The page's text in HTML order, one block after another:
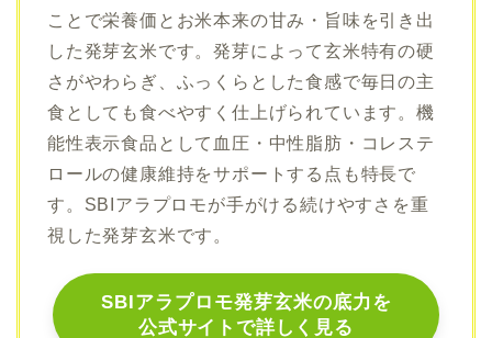
ことで栄養価とお米本来の甘み・旨味を引き出
した発芽玄米です。発芽によって玄米特有の硬
さがやわらぎ、ふっくらとした食感で毎日の主
食としても食べやすく仕上げられています。機
能性表示食品として血圧・中性脂肪・コレステ
ロールの健康維持をサポートする点も特長で
す。 SBIアラプロモが手がける続けやすさを重
視した発芽玄米です。
SBIアラプロモ発芽玄米の底力を
公式サイトで詳しく見る